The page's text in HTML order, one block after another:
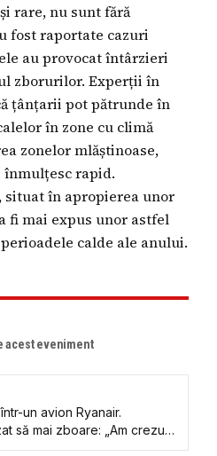
rare, nu sunt fără
fost raportate cazuri
au provocat întârzieri
zborurilor. Experții în
țânțarii pot pătrunde în
în zone cu climă
zonelor mlăștinoase,
înmulțesc rapid.
în apropierea unor
fi mai expus unor astfel
calde ale anului.
acest eveniment
un avion Ryanair.
să mai zboare: „Am crezut
vie”